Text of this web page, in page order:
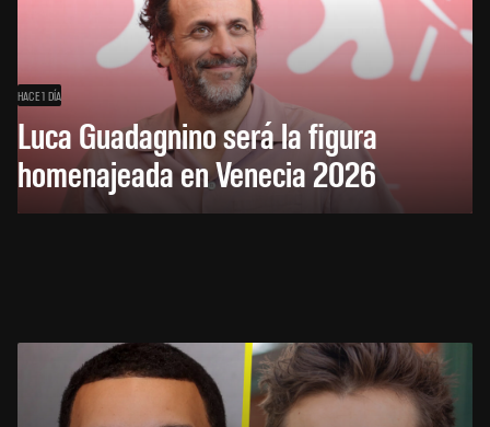
HACE 1 DÍA
Luca Guadagnino será la figura
homenajeada en Venecia 2026